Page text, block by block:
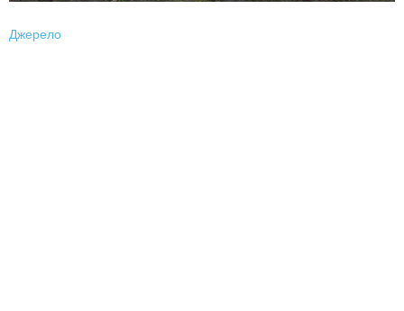
Джерело